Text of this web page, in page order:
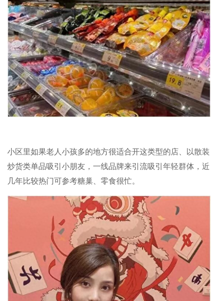
小区里如果老人小孩多的地方很适合开这类型的店、以散装
炒货类单品吸引小朋友，一线品牌来引流吸引年轻群体，近
几年比较热门可参考糖巢、零食很忙。